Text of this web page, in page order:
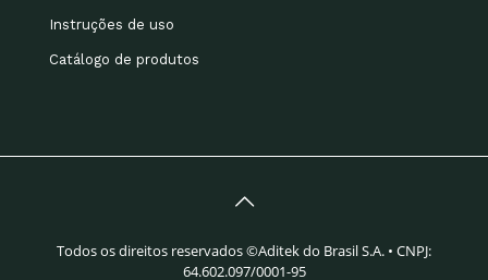
Instruções de uso
Catálogo de produtos
Todos os direitos reservados ©Aditek do Brasil S.A. • CNPJ:
64.602.097/0001-95